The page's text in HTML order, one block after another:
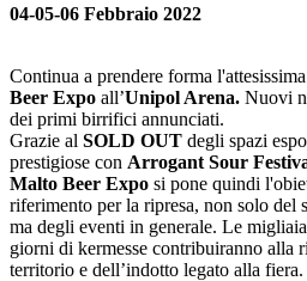
04-05-06 Febbraio 2022
Continua a prendere forma
Beer Expo all’Unipol Arena. Nuovi
dei primi birrifici annunciati.
Grazie al SOLD OUT degli spazi
prestigiose con Arrogant Sour
Malto Beer Expo si pone quindi
riferimento per la ripresa, non solo del
ma degli eventi in generale. Le
giorni di kermesse contribuiranno alla
territorio e dell’indotto legato alla fiera.